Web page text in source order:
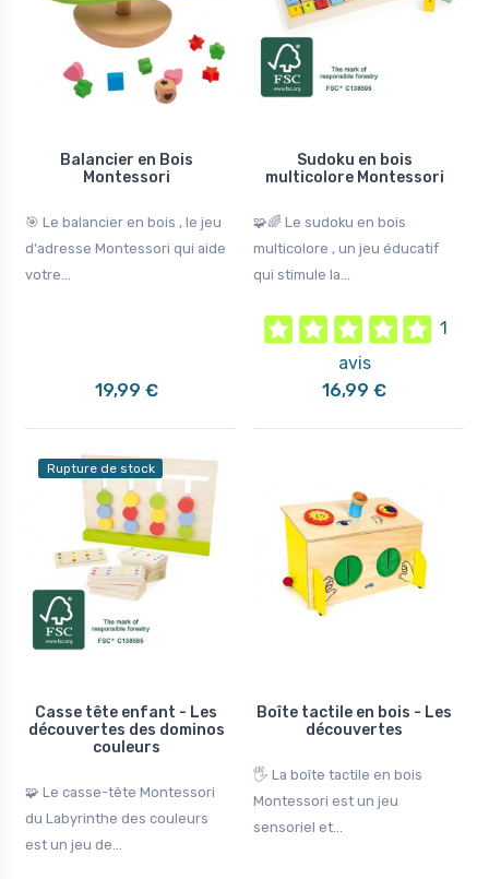
Balancier en Bois
Montessori
🎯 Le balancier en bois , le jeu
d'adresse Montessori qui aide
votre...
19,99 €
Sudoku en bois
multicolore Montessori
🧩🌈 Le sudoku en bois
multicolore , un jeu éducatif
qui stimule la...
1
avis
16,99 €
Rupture de stock
Casse tête enfant - Les
découvertes des dominos
couleurs
🧩 Le casse-tête Montessori
du Labyrinthe des couleurs
est un jeu de...
Boîte tactile en bois - Les
découvertes
🖐️ La boîte tactile en bois
Montessori est un jeu
sensoriel et...